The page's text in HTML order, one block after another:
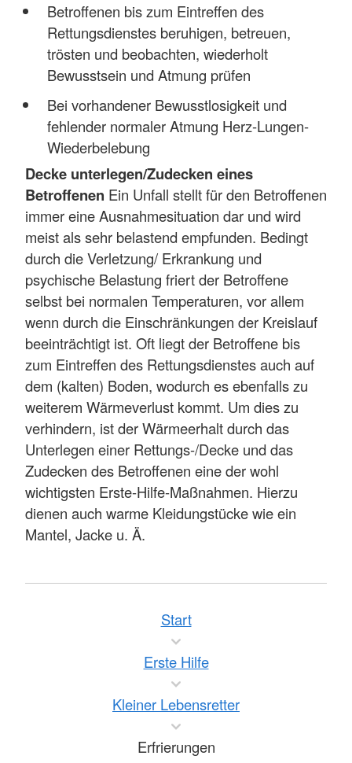
Betroffenen bis zum Eintreffen des
Rettungsdienstes beruhigen, betreuen,
trösten und beobachten, wiederholt
Bewusstsein und Atmung prüfen
Bei vorhandener Bewusstlosigkeit und
fehlender normaler Atmung Herz-Lungen-
Wiederbelebung
Decke unterlegen/Zudecken eines
Betroffenen Ein Unfall stellt für den Betroffenen
immer eine Ausnahmesituation dar und wird
meist als sehr belastend empfunden. Bedingt
durch die Verletzung/ Erkrankung und
psychische Belastung friert der Betroffene
selbst bei normalen Temperaturen, vor allem
wenn durch die Einschränkungen der Kreislauf
beeinträchtigt ist. Oft liegt der Betroffene bis
zum Eintreffen des Rettungsdienstes auch auf
dem (kalten) Boden, wodurch es ebenfalls zu
weiterem Wärmeverlust kommt. Um dies zu
verhindern, ist der Wärmeerhalt durch das
Unterlegen einer Rettungs-/Decke und das
Zudecken des Betroffenen eine der wohl
wichtigsten Erste-Hilfe-Maßnahmen. Hierzu
dienen auch warme Kleidungstücke wie ein
Mantel, Jacke u. Ä.
Start
Erste Hilfe
Kleiner Lebensretter
Erfrierungen